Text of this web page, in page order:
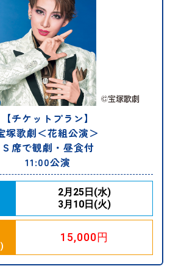
【チケットプラン】
塚歌劇＜花組公演＞
Ｓ席で観劇・昼食付
11:00公演
2月25日(水)
3月10日(火)
15,000円